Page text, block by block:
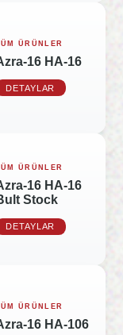
ÜRÜNLER
16 HA-16
DETAYLAR
ÜRÜNLER
16 HA-16
Stock
DETAYLAR
ÜRÜNLER
16 HA-106